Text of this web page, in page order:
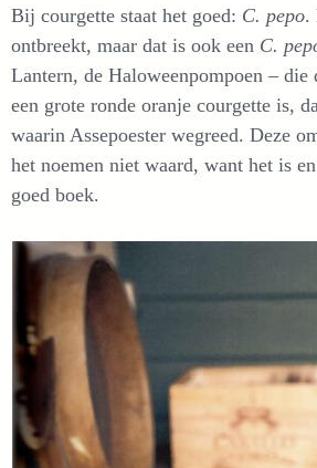
Bij courgette staat het goed: C. pepo.
ontbreekt, maar dat is ook een C.
Lantern, de Haloweenpompoen – die
een grote ronde oranje courgette is,
waarin Assepoester wegreed. Deze
het noemen niet waard, want het is
goed boek.